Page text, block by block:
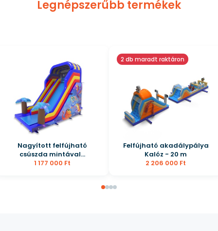
Legnépszerűbb termékek
Nagyított felfújható
csúszda mintával...
1 177 000 Ft
2 db maradt raktáron
Felfújható akadálypálya
Kalóz - 20 m
2 206 000 Ft